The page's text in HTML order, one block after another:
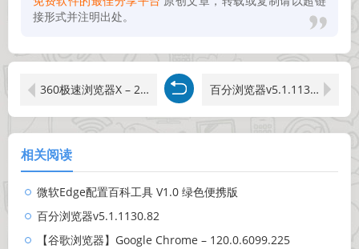
接形式并注明出处。
360极速浏览器X – 22.1.1011.64360 百分浏览器v5.1.1130.82
相关阅读
微软Edge配置百科工具 V1.0 绿色便携版
百分浏览器v5.1.1130.82
【谷歌浏览器】Google Chrome – 120.0.6099.225